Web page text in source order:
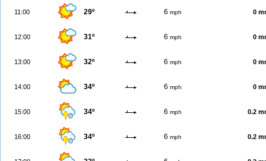
11:00 29º 6 mph 0
12:00 31º 6 mph 0
13:00 32º 6 mph 0
14:00 34º 6 mph 0
15:00 34º 6 mph 0.2
16:00 34º 6 mph 0.2